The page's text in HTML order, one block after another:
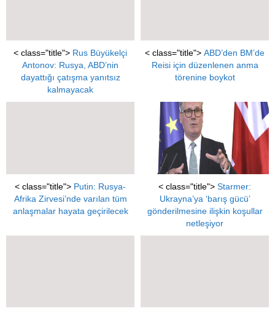
< class="title"> Rus Büyükelçi
Antonov: Rusya, ABD’nin
dayattığı çatışma yanıtsız
kalmayacak
< class="title"> ABD’den BM’de
Reisi için düzenlenen anma
törenine boykot
< class="title"> Putin: Rusya-
Afrika Zirvesi’nde varılan tüm
anlaşmalar hayata geçirilecek
< class="title"> Starmer:
Ukrayna’ya ‘barış gücü’
gönderilmesine ilişkin koşullar
netleşiyor